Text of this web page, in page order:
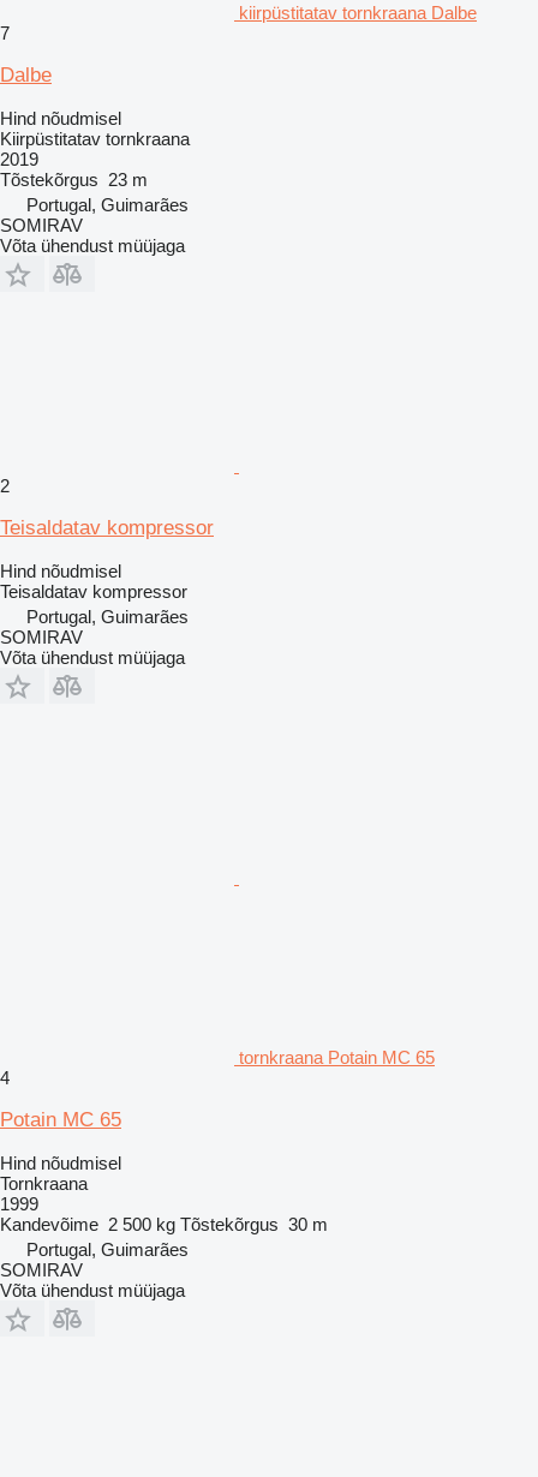
kiirpüstitatav tornkraana Dalbe
7
Dalbe
Hind nõudmisel
Kiirpüstitatav tornkraana
2019
Tõstekõrgus 23 m
Portugal, Guimarães
SOMIRAV
Võta ühendust müüjaga
2
Teisaldatav kompressor
Hind nõudmisel
Teisaldatav kompressor
Portugal, Guimarães
SOMIRAV
Võta ühendust müüjaga
tornkraana Potain MC 65
4
Potain MC 65
Hind nõudmisel
Tornkraana
1999
Kandevõime 2 500 kg Tõstekõrgus 30 m
Portugal, Guimarães
SOMIRAV
Võta ühendust müüjaga